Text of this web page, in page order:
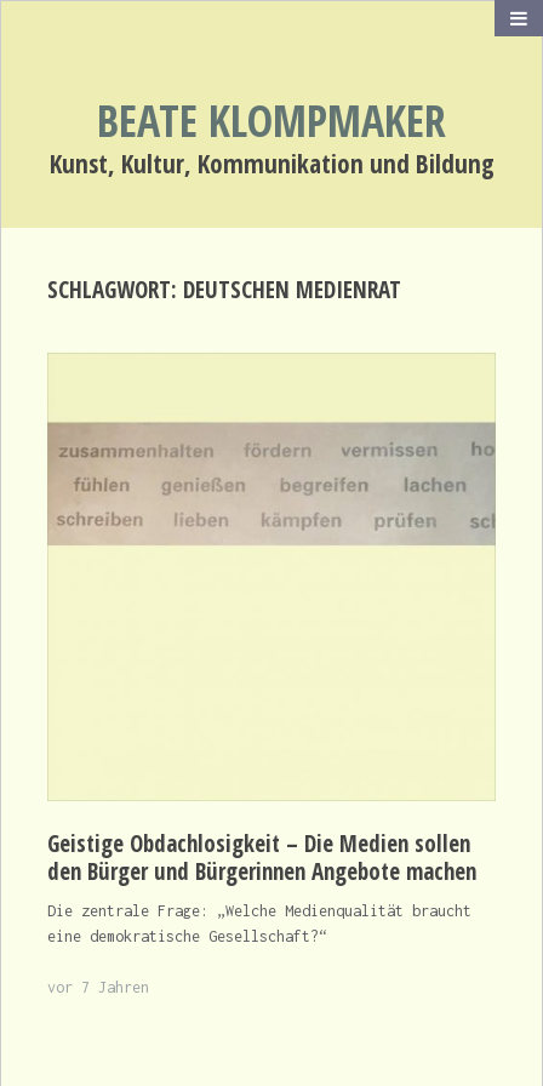
BEATE KLOMPMAKER
Kunst, Kultur, Kommunikation und Bildung
SCHLAGWORT: DEUTSCHEN MEDIENRAT
Geistige Obdachlosigkeit – Die Medien sollen
den Bürger und Bürgerinnen Angebote machen
Die zentrale Frage: „Welche Medienqualität braucht
eine demokratische Gesellschaft?“
vor 7 Jahren